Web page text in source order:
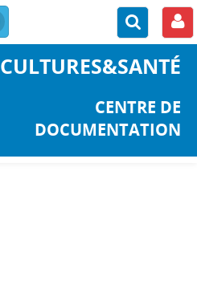
CULTURES&SANTÉ
CENTRE DE
DOCUMENTATION